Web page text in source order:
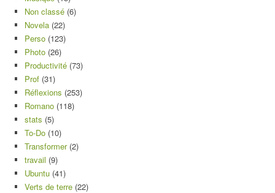
Non classé (6)
Novela (22)
Perso (123)
Photo (26)
Productivité (73)
Prof (31)
Réflexions (253)
Romano (118)
stats (5)
To-Do (10)
Transformer(2)
travail (9)
Ubuntu (41)
Verts de terre (22)